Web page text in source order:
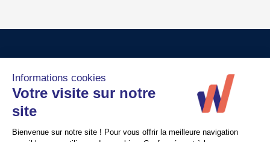
Crédits